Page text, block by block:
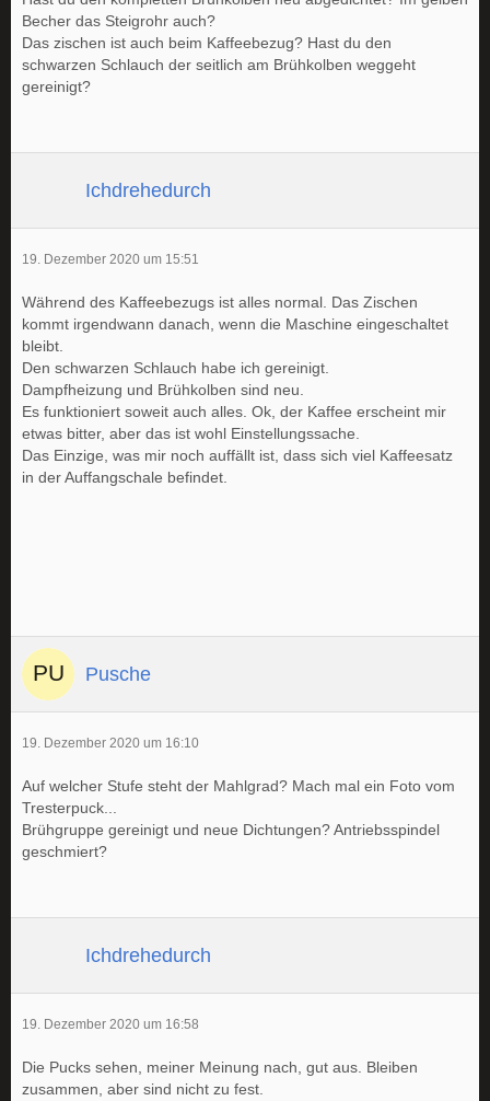
Becher das Steigrohr auch?
Das zischen ist auch beim Kaffeebezug? Hast du den
schwarzen Schlauch der seitlich am Brühkolben weggeht
gereinigt?
Ichdrehedurch
19. Dezember 2020 um 15:51
Während des Kaffeebezugs ist alles normal. Das Zischen
kommt irgendwann danach, wenn die Maschine eingeschaltet
bleibt.
Den schwarzen Schlauch habe ich gereinigt.
Dampfheizung und Brühkolben sind neu.
Es funktioniert soweit auch alles. Ok, der Kaffee erscheint mir
etwas bitter, aber das ist wohl Einstellungssache.
Das Einzige, was mir noch auffällt ist, dass sich viel Kaffeesatz
in der Auffangschale befindet.
Pusche
19. Dezember 2020 um 16:10
Auf welcher Stufe steht der Mahlgrad? Mach mal ein Foto vom
Tresterpuck...
Brühgruppe gereinigt und neue Dichtungen? Antriebsspindel
geschmiert?
Ichdrehedurch
19. Dezember 2020 um 16:58
Die Pucks sehen, meiner Meinung nach, gut aus. Bleiben
zusammen, aber sind nicht zu fest.